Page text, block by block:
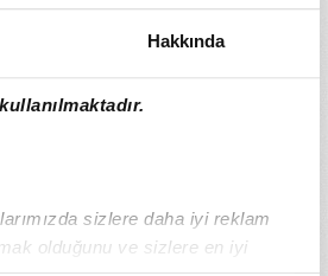
Hakkında
sizlere daha iyi reklam
olduğunu ve sizlere en iyi